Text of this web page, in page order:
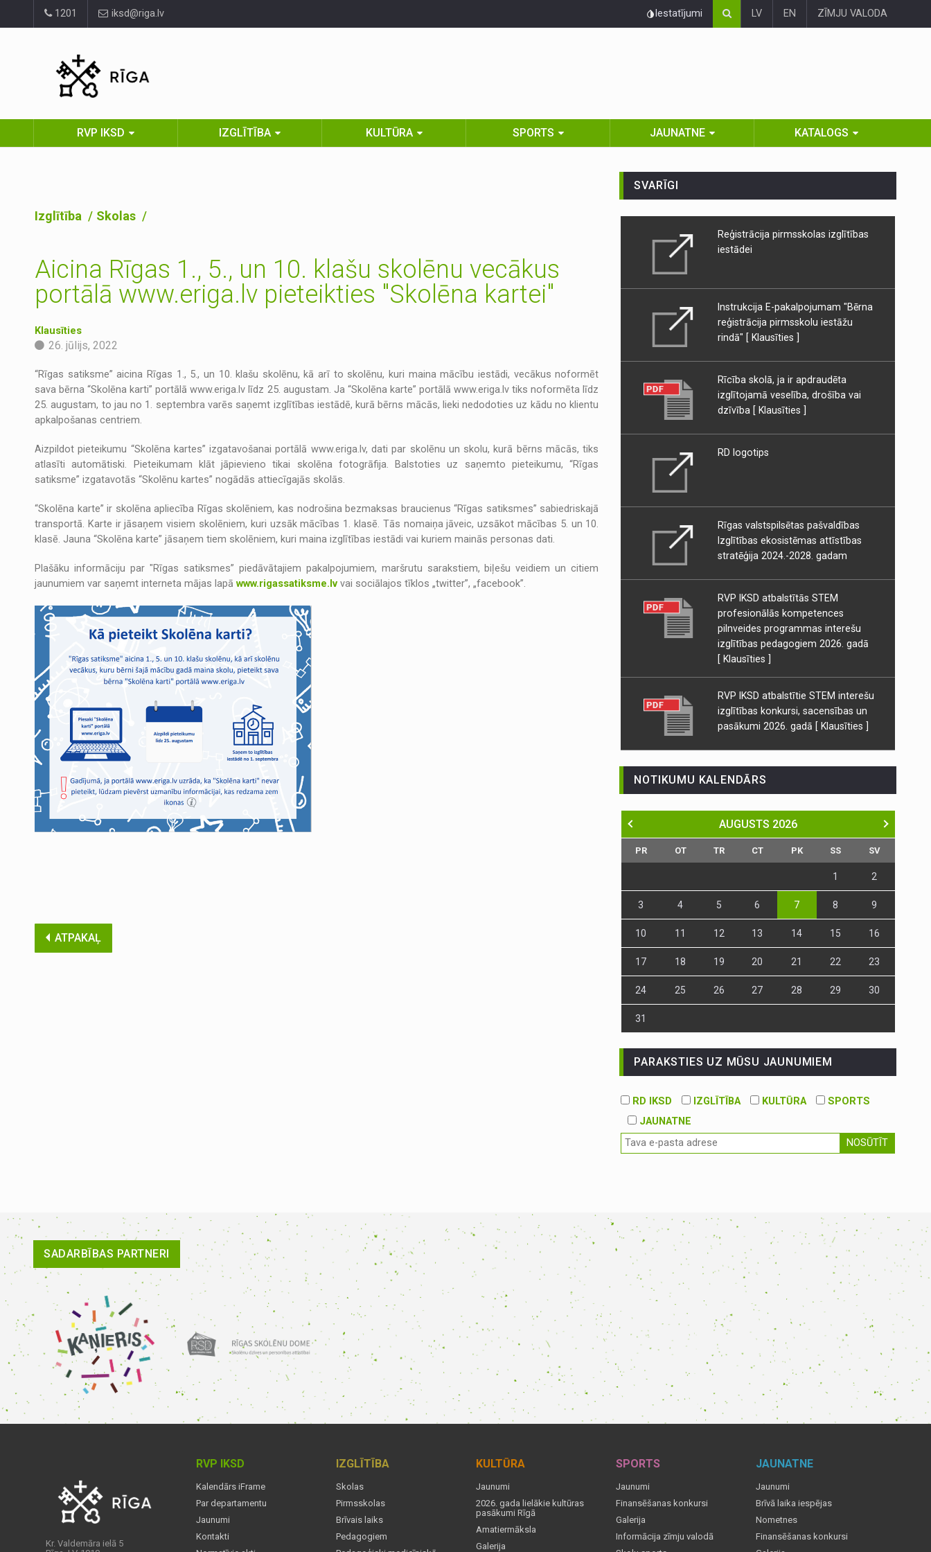
1201 iksd@riga.lv Iestatījumi LV EN ZĪMJU VALODA
RVP IKSD IZGLĪTĪBA KULTŪRA SPORTS JAUNATNE KATALOGS
Izglītība Skolas
Aicina Rīgas 1., 5., un 10. klašu skolēnu vecākus
portālā www.eriga.lv pieteikties "Skolēna kartei"
Klausīties
26. jūlijs, 2022
“Rīgas satiksme” aicina Rīgas 1., 5., un 10. klašu skolēnu, kā arī to skolēnu, kuri maina mācību iestādi, vecākus noformēt
sava bērna “Skolēna karti” portālā www.eriga.lv līdz 25. augustam. Ja “Skolēna karte” portālā www.eriga.lv tiks noformēta līdz
25. augustam, to jau no 1. septembra varēs saņemt izglītības iestādē, kurā bērns mācās, lieki nedodoties uz kādu no klientu
apkalpošanas centriem.
Aizpildot pieteikumu “Skolēna kartes” izgatavošanai portālā www.eriga.lv, dati par skolēnu un skolu, kurā bērns mācās, tiks
atlasīti automātiski. Pieteikumam klāt jāpievieno tikai skolēna fotogrāfija. Balstoties uz saņemto pieteikumu, “Rīgas
satiksme” izgatavotās “Skolēnu kartes” nogādās attiecīgajās skolās.
“Skolēna karte” ir skolēna apliecība Rīgas skolēniem, kas nodrošina bezmaksas braucienus “Rīgas satiksmes” sabiedriskajā
transportā. Karte ir jāsaņem visiem skolēniem, kuri uzsāk mācības 1. klasē. Tās nomaiņa jāveic, uzsākot mācības 5. un 10.
klasē. Jauna “Skolēna karte” jāsaņem tiem skolēniem, kuri maina izglītības iestādi vai kuriem mainās personas dati.
Plašāku informāciju par "Rīgas satiksmes” piedāvātajiem pakalpojumiem, maršrutu sarakstiem, biļešu veidiem un citiem
jaunumiem var saņemt interneta mājas lapā www.rigassatiksme.lv vai sociālajos tīklos „twitter”, „facebook”.
ATPAKAĻ
SVARĪGI
Reģistrācija pirmsskolas izglītības
iestādei
Instrukcija E-pakalpojumam "Bērna
reģistrācija pirmsskolu iestāžu
rindā" [ Klausīties ]
Rīcība skolā, ja ir apdraudēta
izglītojamā veselība, drošība vai
dzīvība [ Klausīties ]
RD logotips
Rīgas valstspilsētas pašvaldības
Izglītības ekosistēmas attīstības
stratēģija 2024.-2028. gadam
RVP IKSD atbalstītās STEM
profesionālās kompetences
pilnveides programmas interešu
izglītības pedagogiem 2026. gadā
[ Klausīties ]
RVP IKSD atbalstītie STEM interešu
izglītības konkursi, sacensības un
pasākumi 2026. gadā [ Klausīties ]
NOTIKUMU KALENDĀRS
AUGUSTS 2026
PR OT TR CT PK SS SV
1 2
3 4 5 6 7 8 9
10 11 12 13 14 15 16
17 18 19 20 21 22 23
24 25 26 27 28 29 30
31
PARAKSTIES UZ MŪSU JAUNUMIEM
RD IKSD IZGLĪTĪBA KULTŪRA
SPORTS
JAUNATNE
NOSŪTĪT
SADARBĪBAS PARTNERI
Kr. Valdemāra ielā 5
RVP IKSD
Kalendārs iFrame
Par departamentu
Jaunumi
Kontakti
IZGLĪTĪBA
Skolas
Pirmsskolas
Brīvais laiks
Pedagogiem
KULTŪRA
Jaunumi
2026. gada lielākie kultūras
pasākumi Rīgā
Amatiermāksla
Galerija
SPORTS
Jaunumi
Finansēšanas konkursi
Galerija
Informācija zīmju valodā
JAUNATNE
Jaunumi
Brīvā laika iespējas
Nometnes
Finansēšanas konkursi